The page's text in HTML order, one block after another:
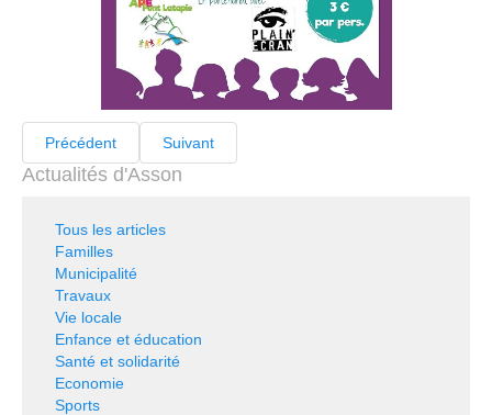
Précédent Suivant
Actualités d'Asson
Tous les articles
Familles
Municipalité
Travaux
Vie locale
Enfance et éducation
Santé et solidarité
Economie
Sports